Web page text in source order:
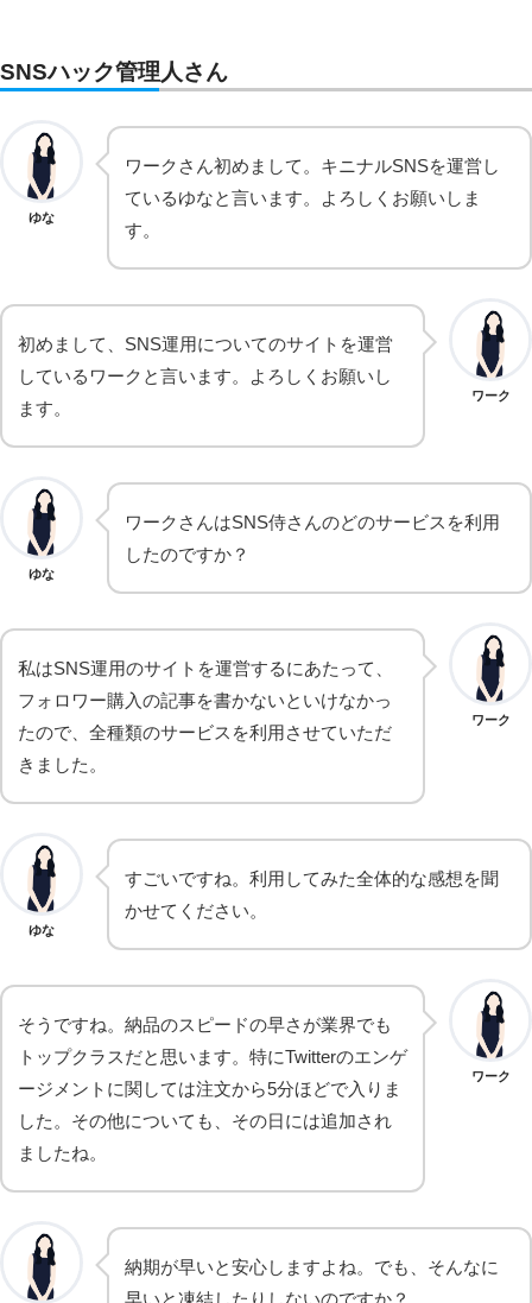
SNSハック管理人さん
ゆな
ワークさん初めまして。キニナルSNSを運営し
ているゆなと言います。よろしくお願いしま
す。
ワーク
初めまして、SNS運用についてのサイトを運営
しているワークと言います。よろしくお願いし
ます。
ゆな
ワークさんはSNS侍さんのどのサービスを利用
したのですか？
ワーク
私はSNS運用のサイトを運営するにあたって、
フォロワー購入の記事を書かないといけなかっ
たので、全種類のサービスを利用させていただ
きました。
ゆな
すごいですね。利用してみた全体的な感想を聞
かせてください。
ワーク
そうですね。納品のスピードの早さが業界でも
トップクラスだと思います。特にTwitterのエンゲ
ージメントに関しては注文から5分ほどで入りま
した。その他についても、その日には追加され
ましたね。
納期が早いと安心しますよね。でも、そんなに